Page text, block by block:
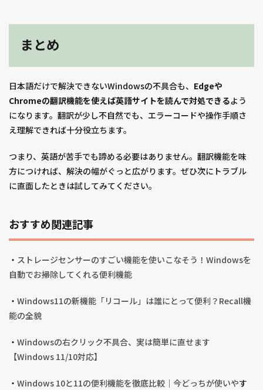
まとめ
日本語だけで解決できないWindowsの不具合も、 Edgeや
Chromeの翻訳機能を使えば英語サイトを読んで対処できるよう
になります。翻訳が少し不自然でも、エラーコードや操作手順さ
え理解できれば十分役立ちます。
つまり、英語が苦手でも諦める必要はありません。翻訳機能を味
方につければ、解決の幅がぐっと広がります。ぜひ次にトラブル
に直面したときは試してみてください。
おすすめ関連記事
・ ストレージセンサーのすごい機能を使いこなそう！Windowsを
自動でお掃除してくれる便利機能
・ Windows11の新機能「リコール」は誰にとって便利？Recall機
能の全貌
・ Windowsの右クリック不具合、実は簡単に直せます
【Windows 11/10対応】
・ Windows 10と11の便利機能を徹底比較｜今どっちが使いやす